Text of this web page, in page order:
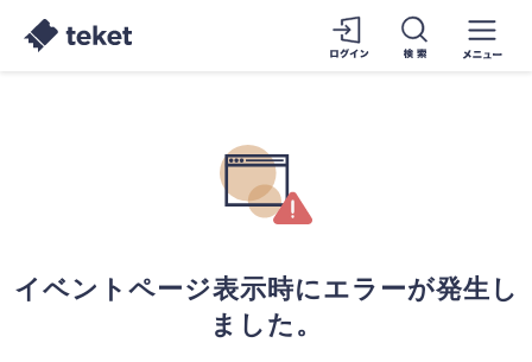
イベントページ表示時にエラーが発生し
ました。